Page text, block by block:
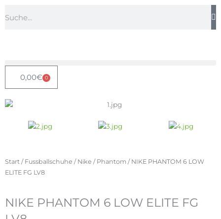
Inhalt
0,00€ 0
Warenkorb
Start / Fussballschuhe / Nike / Phantom / NIKE PHANTOM 6 LOW
ELITE FG LV8
NIKE PHANTOM 6 LOW ELITE FG